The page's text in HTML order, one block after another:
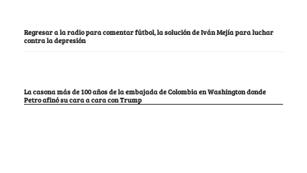
Regresar a la radio para comentar fútbol, la solución de Iván Mejía para luchar
contra la depresión
La casona más de 100 años de la embajada de Colombia en Washington donde
Petro afinó su cara a cara con Trump